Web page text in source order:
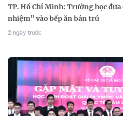
TP. Hồ Chí Minh: Trường học
nhiệm” vào bếp ăn bán trú
2 ngày trước